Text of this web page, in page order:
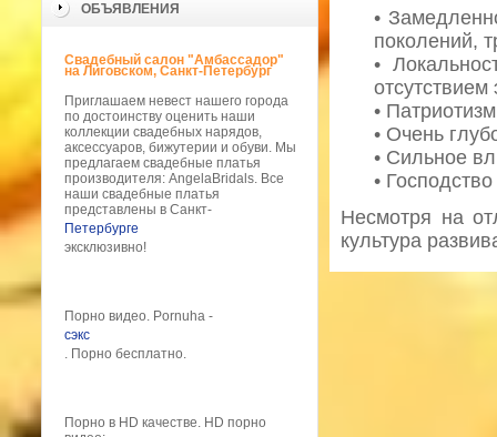
ОБЪЯВЛЕНИЯ
Свадебный салон "Амбассадор"
на Лиговском, Санкт-Петербург
Приглашаем невест нашего города
по достоинству оценить наши
коллекции свадебных нарядов,
аксессуаров, бижутерии и обуви. Mы
предлагаем свадебные платья
производителя: AngelaBridals. Все
наши свадебные платья
представлены в Санкт-
Петербурге
эксклюзивно!
Порно видео. Pornuha -
сэкс
. Порно бесплатно.
Порно в HD качестве. HD порно
•
поколений,
•
отсутствием
•
• Очень
• Сильное
•
Несмотря на
культура